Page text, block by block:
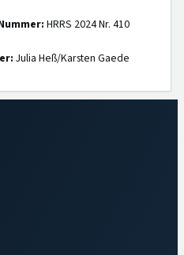
HRRS 2024 Nr. 410
Julia Heß/Karsten Gaede